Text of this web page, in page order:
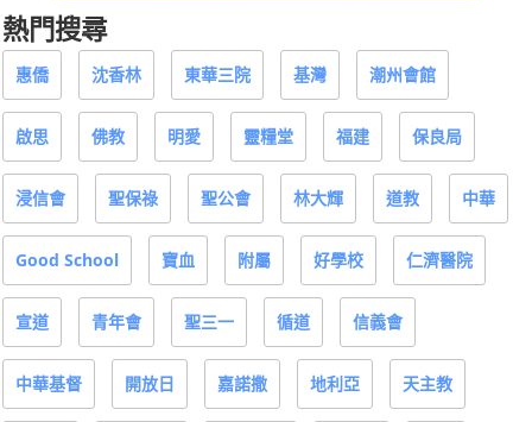
熱門搜尋
惠僑 沈香林 東華三院 基灣 潮州會館
啟思 佛教 明愛 靈糧堂 福建 保良局
浸信會 聖保祿 聖公會 林大輝 道教 中華
Good School 寶血 附屬 好學校 仁濟醫院
宣道 青年會 聖三一 循道 信義會
中華基督 開放日 嘉諾撒 地利亞 天主教